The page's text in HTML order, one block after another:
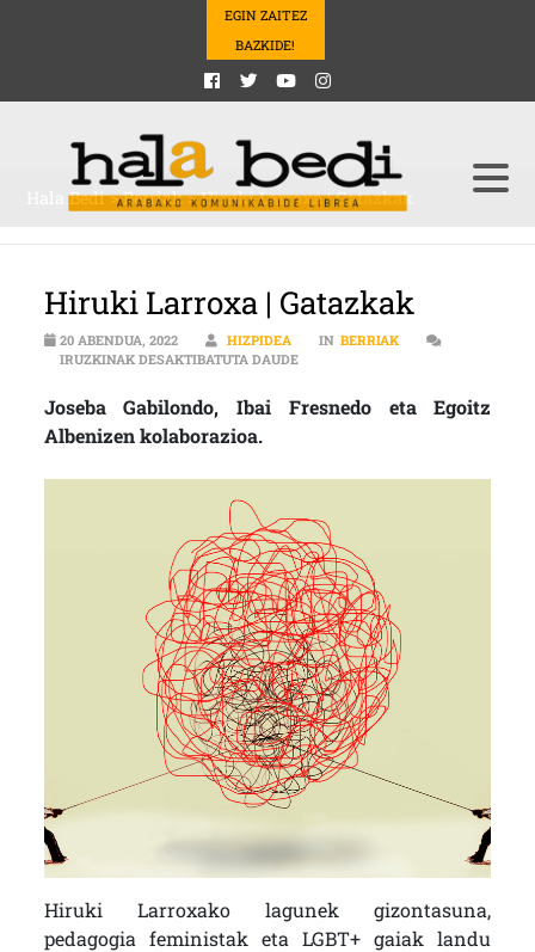
EGIN ZAITEZ
BAZKIDE!
Hala Bedi>Berriak>Hiruki Larroxa | Gatazkak
Hiruki Larroxa | Gatazkak
20 ABENDUA, 2022 HIZPIDEA IN BERRIAK
IRUZKINAK DESAKTIBATUTA DAUDEHIRUKI LARROXA | GATAZKAK
Joseba Gabilondo, Ibai Fresnedo eta Egoitz
Albenizen kolaborazioa.
Hiruki Larroxako lagunek gizontasuna,
pedagogia feministak eta LGBT+ gaiak landu